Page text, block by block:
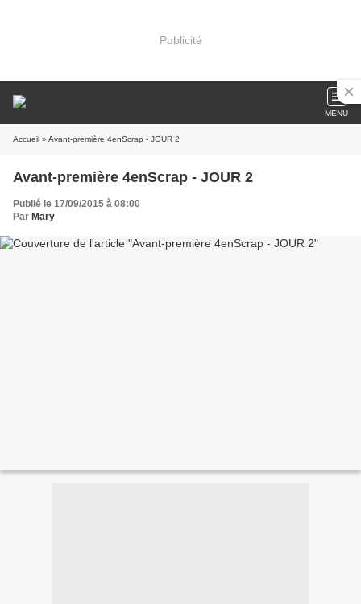
Publicité
MENU
Accueil » Avant-première 4enScrap - JOUR 2
Avant-première 4enScrap - JOUR 2
Publié le 17/09/2015 à 08:00
Par Mary